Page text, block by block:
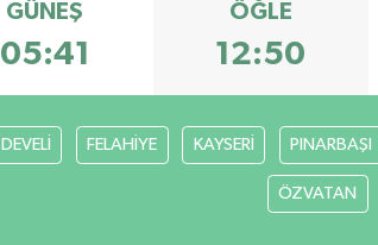
GÜNEŞ
05:41
ÖĞLE
12:50
DEVELİ FELAHİYE KAYSERİ PINARBAŞI
ÖZVATAN